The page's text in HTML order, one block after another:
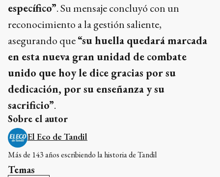
específico”. Su mensaje concluyó con un
reconocimiento a la gestión saliente,
asegurando que“su huella quedará marcada
en esta nueva gran unidad de combate
unido que hoy le dice gracias por su
dedicación, por su enseñanza y su
sacrificio”.
Sobre el autor
El Eco de Tandil
Más de 143 años escribiendo la historia de Tandil
Temas